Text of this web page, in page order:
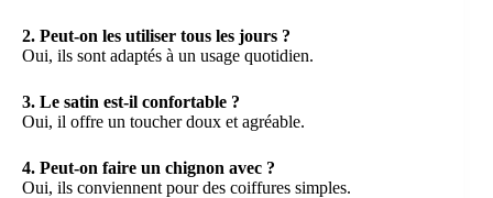
2. Peut-on les utiliser tous les jours ?
Oui, ils sont adaptés à un usage quotidien.
3. Le satin est-il confortable ?
Oui, il offre un toucher doux et agréable.
4. Peut-on faire un chignon avec ?
Oui, ils conviennent pour des coiffures simples.